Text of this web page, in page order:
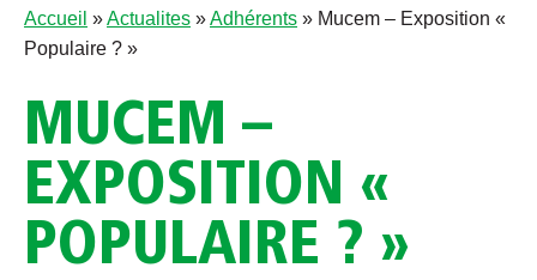
Accueil »Actualites »Adhérents » Mucem – Exposition «
Populaire ? »
MUCEM –
EXPOSITION «
POPULAIRE ? »